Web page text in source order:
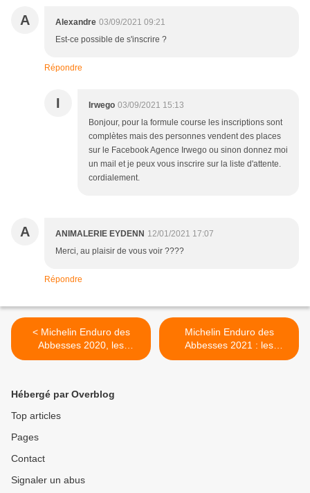
A Alexandre 03/09/2021 09:21
Est-ce possible de s'inscrire ?
Répondre
I Irwego 03/09/2021 15:13
Bonjour, pour la formule course les inscriptions sont
complètes mais des personnes vendent des places
sur le Facebook Agence Irwego ou sinon donnez moi
un mail et je peux vous inscrire sur la liste d'attente.
cordialement.
A ANIMALERIE EYDENN 12/01/2021 17:07
Merci, au plaisir de vous voir ????
Répondre
< Michelin Enduro des
Abbesses 2020, les
résultats :
Michelin Enduro des
Abbesses 2021 : les
dernières infos >
Hébergé par Overblog
Top articles
Pages
Contact
Signaler un abus